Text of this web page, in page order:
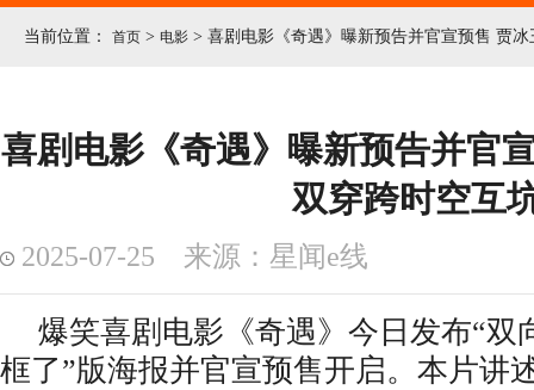
当前位置： 首页 > 电影 > 喜剧电影《奇遇》曝新预告并官宣预售 贾
喜剧电影《奇遇》曝新预告并官
双穿跨时空互
2025-07-25 来源：星闻e线
爆笑喜剧电影《奇遇》今日发布“双
框了”版海报并官宣预售开启。本片讲